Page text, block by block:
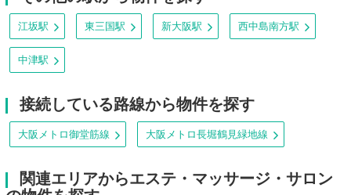
江坂駅 東三国駅 新大阪駅 西中島南方駅
中津駅
接続している路線から物件を探す
大阪メトロ御堂筋線 大阪メトロ長堀鶴見緑地線
関連エリアからエステ・マッサージ・サロン